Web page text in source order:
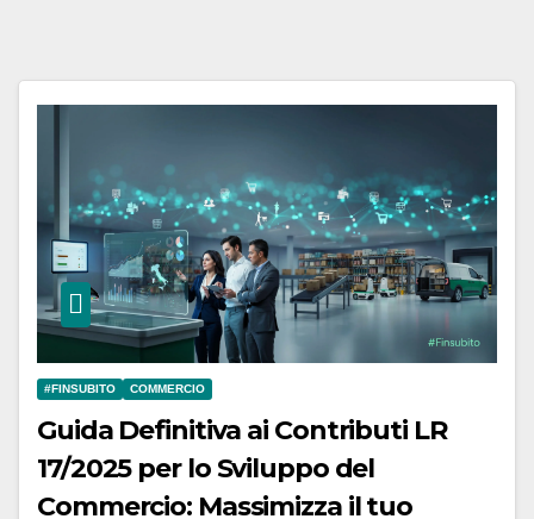
#FINSUBITO COMMERCIO
Guida Definitiva ai Contributi LR
17/2025 per lo Sviluppo del
Commercio: Massimizza il tuo